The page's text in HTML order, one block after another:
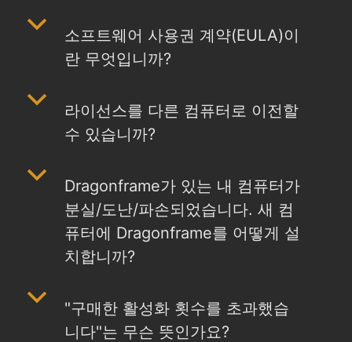
b
소프트웨어 사용권 계약(EULA)이
란 무엇입니까?
b
라이선스를 다른 컴퓨터로 이전할
수 있습니까?
b
Dragonframe가 있는 내 컴퓨터가
분실/도난/파손되었습니다. 새 컴
퓨터에 Dragonframe를 어떻게 설
치합니까?
b
"구매한 활성화 횟수를 초과했습
니다"는 무슨 뜻인가요?